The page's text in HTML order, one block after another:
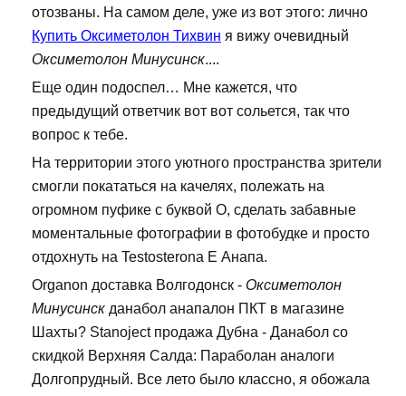
отозваны. На самом деле, уже из вот этого: лично
Купить Оксиметолон Тихвин я вижу очевидный
Оксиметолон Минусинск....
Еще один подоспел… Мне кажется, что
предыдущий ответчик вот вот сольется, так что
вопрос к тебе.
На территории этого уютного пространства зрители
смогли покататься на качелях, полежать на
огромном пуфике с буквой О, сделать забавные
моментальные фотографии в фотобудке и просто
отдохнуть на Testosterona E Анапа.
Organon доставка Волгодонск - Оксиметолон
Минусинск данабол анапалон ПКТ в магазине
Шахты? Stanoject продажа Дубна - Данабол со
скидкой Верхняя Салда: Параболан аналоги
Долгопрудный. Все лето было классно, я обожала